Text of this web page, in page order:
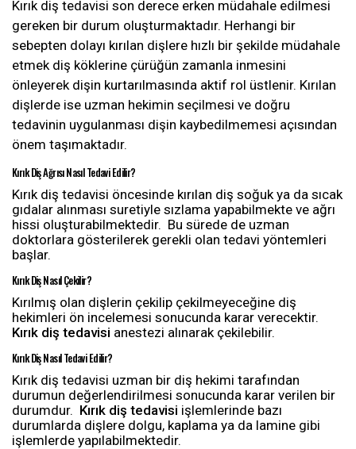
Kırık diş tedavisi son derece erken müdahale edilmesi
gereken bir durum oluşturmaktadır. Herhangi bir
sebepten dolayı kırılan dişlere hızlı bir şekilde müdahale
etmek diş köklerine çürüğün zamanla inmesini
önleyerek dişin kurtarılmasında aktif rol üstlenir. Kırılan
dişlerde ise uzman hekimin seçilmesi ve doğru
tedavinin uygulanması dişin kaybedilmemesi açısından
önem taşımaktadır.
Kırık Diş Ağrısı Nasıl Tedavi Edilir?
Kırık diş tedavisi öncesinde kırılan diş soğuk ya da sıcak
gıdalar alınması suretiyle sızlama yapabilmekte ve ağrı
hissi oluşturabilmektedir. Bu sürede de uzman
doktorlara gösterilerek gerekli olan tedavi yöntemleri
başlar.
Kırık Diş Nasıl Çekilir?
Kırılmış olan dişlerin çekilip çekilmeyeceğine diş
hekimleri ön incelemesi sonucunda karar verecektir.
Kırık diş tedavisi anestezi alınarak çekilebilir.
Kırık Diş Nasıl Tedavi Edilir?
Kırık diş tedavisi uzman bir diş hekimi tarafından
durumun değerlendirilmesi sonucunda karar verilen bir
durumdur. Kırık diş tedavisi işlemlerinde bazı
durumlarda dişlere dolgu, kaplama ya da lamine gibi
işlemlerde yapılabilmektedir.